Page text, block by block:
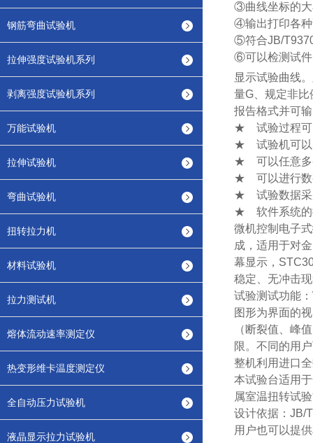
钢筋弯曲试验机
拉伸强度试验机系列
剥离强度试验机系列
万能试验机
拉伸试验机
弯曲试验机
扭转拉力机
材料试验机
拉力测试机
熔体流动速率测定仪
热变形维卡温度测定仪
全自动压力试验机
液晶显示拉力试验机
③曲线坐标的
④输出打印各
⑤符合JB/
⑥可以检测试
显示试验曲线
量G、规定非比
报告格式并可
★ 试验过程
★ 试验机可
★ 可以任意
★ 可以进行
★ 试验数据
★ 软件系统
微机控制电子式
成，适用于对
幕显示，
稳定、无冲击
试验测试功能
图形为界面的
（断裂值、峰
限。不同的用
整机利用进口
本试验台适用
属室温扭转试
设计依据：JB/
用户也可以提